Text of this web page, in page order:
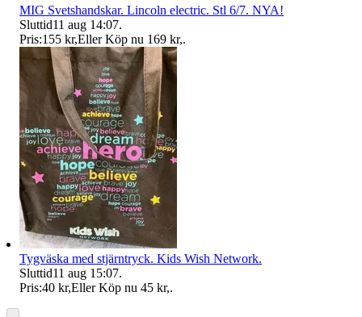
MIG Svetshandskar. Lincoln electric. Stl 6/7. NYA!
Sluttid11 aug 14:07.
Pris:155 kr,Eller Köp nu 169 kr,.
Tygväska med stjärntryck. Kids Wish Network.
Sluttid11 aug 15:07.
Pris:40 kr,Eller Köp nu 45 kr,.